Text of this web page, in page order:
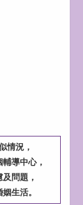
情況，
導中心，
問題，
生活。